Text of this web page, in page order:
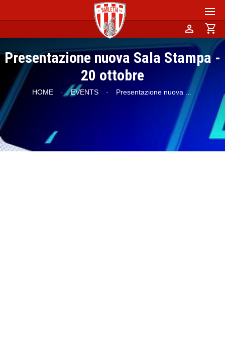
person shopping_cart
Presentazione nuova Sala Stampa -
20 ottobre
HOME · EVENTS · Presentazione nuova ...